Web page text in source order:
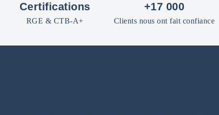
Certifications
RGE & CTB-A+
+17 000
Clients nous ont fait confiance